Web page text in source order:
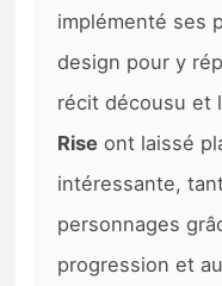
implémenté ses
design pour y
récit décousu et
Rise ont laissé
intéressante,
personnages
progression et